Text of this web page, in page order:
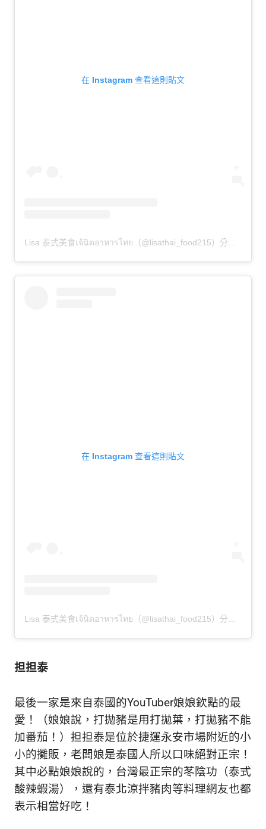
在 Instagram 查看這則貼文
在 Instagram 查看這則貼文
担担泰
最後一家是來自泰國的YouTuber娘娘欽點的最
愛！（娘娘說，打拋豬是用打拋葉，打拋豬不能
加番茄！）担担泰是位於捷運永安市場附近的小
小的攤販，老闆娘是泰國人所以口味絕對正宗！
其中必點娘娘說的，台灣最正宗的苳陰功（泰式
酸辣蝦湯），還有泰北涼拌豬肉等料理網友也都
表示相當好吃！